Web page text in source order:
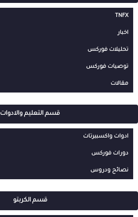
TNFX
اخبار
تحليلات فوركس
توصيات فوركس
مقالات
قسم التعليم والادوات
ادوات واكسبيرتات
دورات فوركس
نصائح ودروس
قسم الكربتو